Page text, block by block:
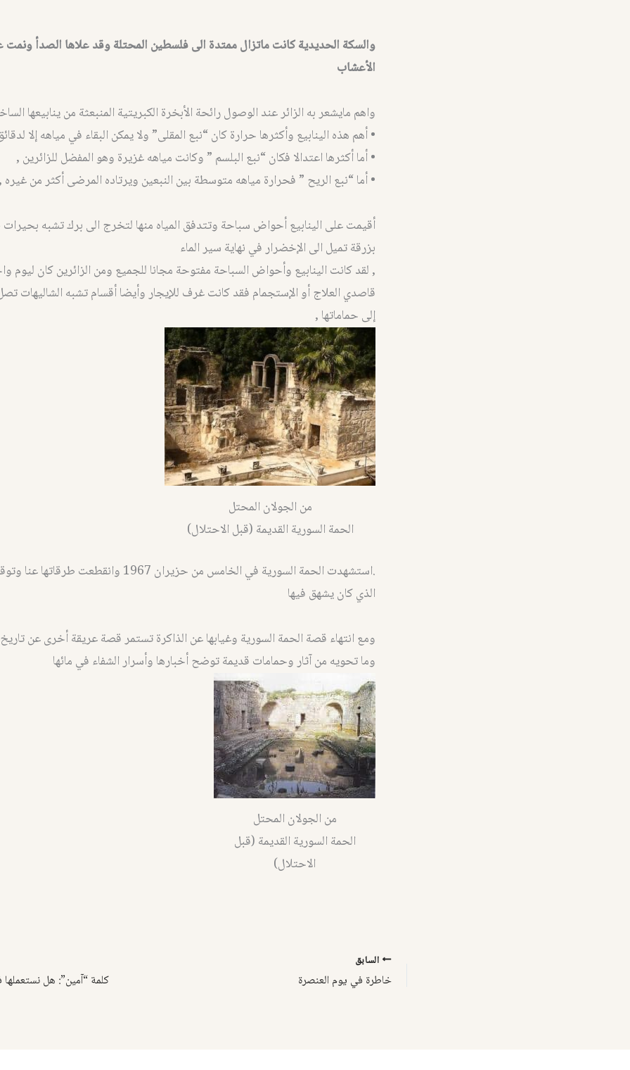
والسكة الحديدية كانت ماتزال ممتدة الى فلسطين المحتلة وقد علاها الصدأ ونمت
الأعشاب
واهم مايشعر به الزائر عند الوصول رائحة الأبخرة الكبريتية المنبعثة من ينابيعها
• أهم هذه الينابيع وأكثرها حرارة كان “نبع المقلى” ولا يمكن البقاء في مياهه إلا
• أما أكثرها اعتدالا فكان “نبع البلسم ” وكانت مياهه غزيرة وهو المفضل للزائرين ,
• أما “نبع الريح ” فحرارة مياهه متوسطة بين النبعين ويرتاده المرضى أكثر من غيره
أقيمت على الينابيع أحواض سباحة وتتدفق المياه منها لتخرج الى برك تشبه
بزرقة تميل الى الإخضرار في نهاية سير الماء
, لقد كانت الينابيع وأحواض السباحة مفتوحة مجانا للجميع ومن الزائرين كان ليوم
قاصدي العلاج أو الإستجمام فقد كانت غرف للإيجار وأيضا أقسام تشبه الشاليهات تصل
إلى حماماتها ,
من الجولان المحتل
الحمة السورية القديمة (قبل الاحتلال)
.استشهدت الحمة السورية في الخامس من حزيران 1967 وانقطعت
الذي كان يشهق فيها
ومع انتهاء قصة الحمة السورية وغيابها عن الذاكرة تستمر قصة عريقة أخرى عن
وما تحويه من آثار وحمامات قديمة توضح أخبارها وأسرار الشفاء في مائها
من الجولان المحتل
الحمة السورية القديمة (قبل
الاحتلال)
السابق
خاطرة في يوم العنصرة